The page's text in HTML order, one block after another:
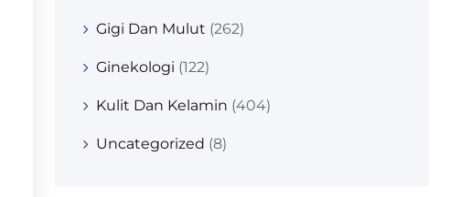
Gigi Dan Mulut (262)
Ginekologi (122)
Kulit Dan Kelamin (404)
Uncategorized (8)